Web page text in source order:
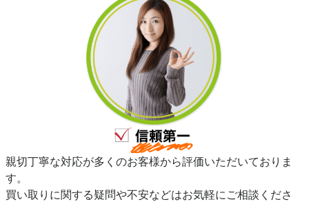
親切丁寧な対応が多くのお客様から評価いただいておりま
す。
買い取りに関する疑問や不安などはお気軽にご相談くださ